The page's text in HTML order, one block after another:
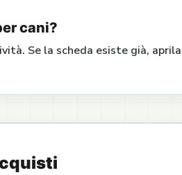
cani?
Se la scheda esiste già,